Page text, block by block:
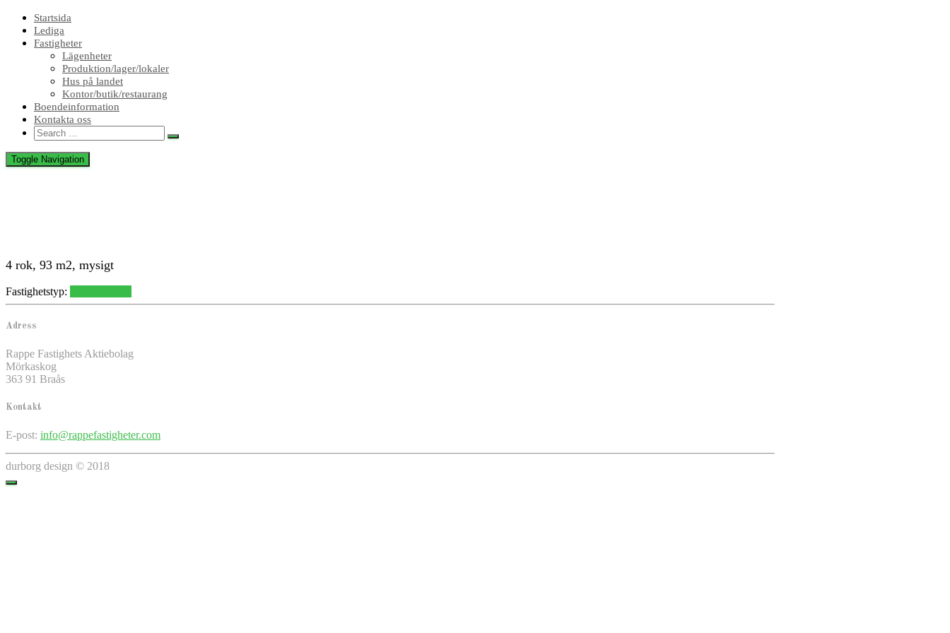
Startsida
Lediga
Fastigheter
Lägenheter
Produktion/lager/lokaler
Hus på landet
Kontor/butik/restaurang
Boendeinformation
Kontakta oss
Search
for:
Toggle Navigation
4 rok, 93 m2, mysigt
Fastighetstyp:
Adress
Rappe Fastighets Aktiebolag
Mörkaskog
363 91 Braås
Kontakt
E-post: info@rappefastigheter.com
durborg design © 2018